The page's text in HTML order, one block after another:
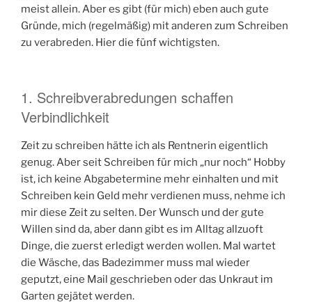
meist allein. Aber es gibt (für mich) eben auch gute
Gründe, mich (regelmäßig) mit anderen zum Schreiben
zu verabreden. Hier die fünf wichtigsten.
1. Schreibverabredungen schaffen
Verbindlichkeit
Zeit zu schreiben hätte ich als Rentnerin eigentlich
genug. Aber seit Schreiben für mich „nur noch“ Hobby
ist, ich keine Abgabetermine mehr einhalten und mit
Schreiben kein Geld mehr verdienen muss, nehme ich
mir diese Zeit zu selten. Der Wunsch und der gute
Willen sind da, aber dann gibt es im Alltag allzuoft
Dinge, die zuerst erledigt werden wollen. Mal wartet
die Wäsche, das Badezimmer muss mal wieder
geputzt, eine Mail geschrieben oder das Unkraut im
Garten gejätet werden.